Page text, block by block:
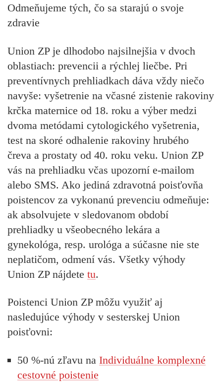
Odmeňujeme tých, čo sa starajú o svoje
zdravie
Union ZP je dlhodobo najsilnejšia v dvoch
oblastiach: prevencii a rýchlej liečbe. Pri
preventívnych prehliadkach dáva vždy niečo
navyše: vyšetrenie na včasné zistenie rakoviny
krčka maternice od 18. roku a výber medzi
dvoma metódami cytologického vyšetrenia,
test na skoré odhalenie rakoviny hrubého
čreva a prostaty od 40. roku veku. Union ZP
vás na prehliadku včas upozorní e-mailom
alebo SMS. Ako jediná zdravotná poisťovňa
poistencov za vykonanú prevenciu odmeňuje:
ak absolvujete v sledovanom období
prehliadky u všeobecného lekára a
gynekológa, resp. urológa a súčasne nie ste
neplatičom, odmení vás. Všetky výhody
Union ZP nájdete tu.
Poistenci Union ZP môžu využiť aj
nasledujúce výhody v sesterskej Union
poisťovni:
50 %-nú zľavu na Individuálne komplexné
cestovné poistenie